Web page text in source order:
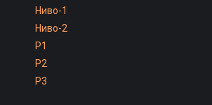
Ниво-1
Ниво-2
P1
P2
P3